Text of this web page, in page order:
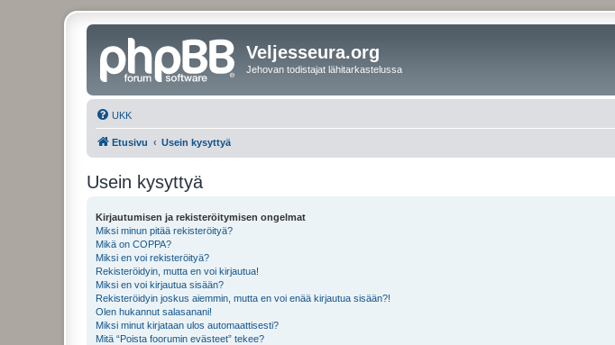
Veljesseura.org
Jehovan todistajat lähitarkastelussa
UKK
Etusivu Usein kysyttyä
Usein kysyttyä
Kirjautumisen ja rekisteröitymisen ongelmat
Miksi minun pitää rekisteröityä?
Mikä on COPPA?
Miksi en voi rekisteröityä?
Rekisteröidyin, mutta en voi kirjautua!
Miksi en voi kirjautua sisään?
Rekisteröidyin joskus aiemmin, mutta en voi enää kirjautua sisään?!
Olen hukannut salasanani!
Miksi minut kirjataan ulos automaattisesti?
Mitä “Poista foorumin evästeet” tekee?